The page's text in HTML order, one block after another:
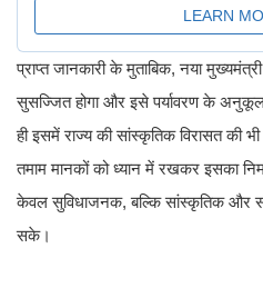
प्राप्त जानकारी के मुताबिक, नया
सुसज्जित होगा और इसे पर्यावरण के
ही इसमें राज्य की सांस्कृतिक विरासत की
तमाम मानकों को ध्यान में रखकर इसका
केवल सुविधाजनक, बल्कि सांस्कृतिक और
सके।